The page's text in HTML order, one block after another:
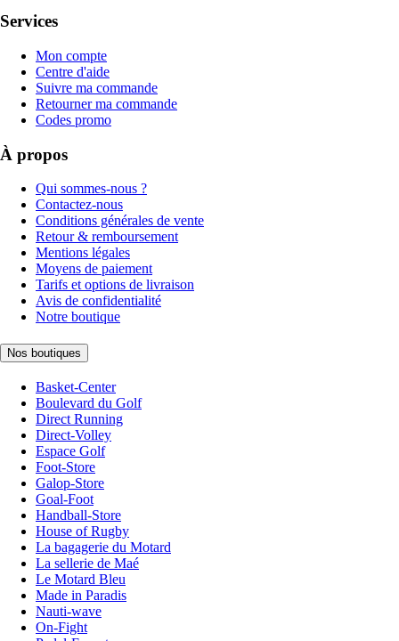
Services
Mon compte
Centre d'aide
Suivre ma commande
Retourner ma commande
Codes promo
À propos
Qui sommes-nous ?
Contactez-nous
Conditions générales de vente
Retour & remboursement
Mentions légales
Moyens de paiement
Tarifs et options de livraison
Avis de confidentialité
Notre boutique
Nos boutiques
Basket-Center
Boulevard du Golf
Direct Running
Direct-Volley
Espace Golf
Foot-Store
Galop-Store
Goal-Foot
Handball-Store
House of Rugby
La bagagerie du Motard
La sellerie de Maé
Le Motard Bleu
Made in Paradis
Nauti-wave
On-Fight